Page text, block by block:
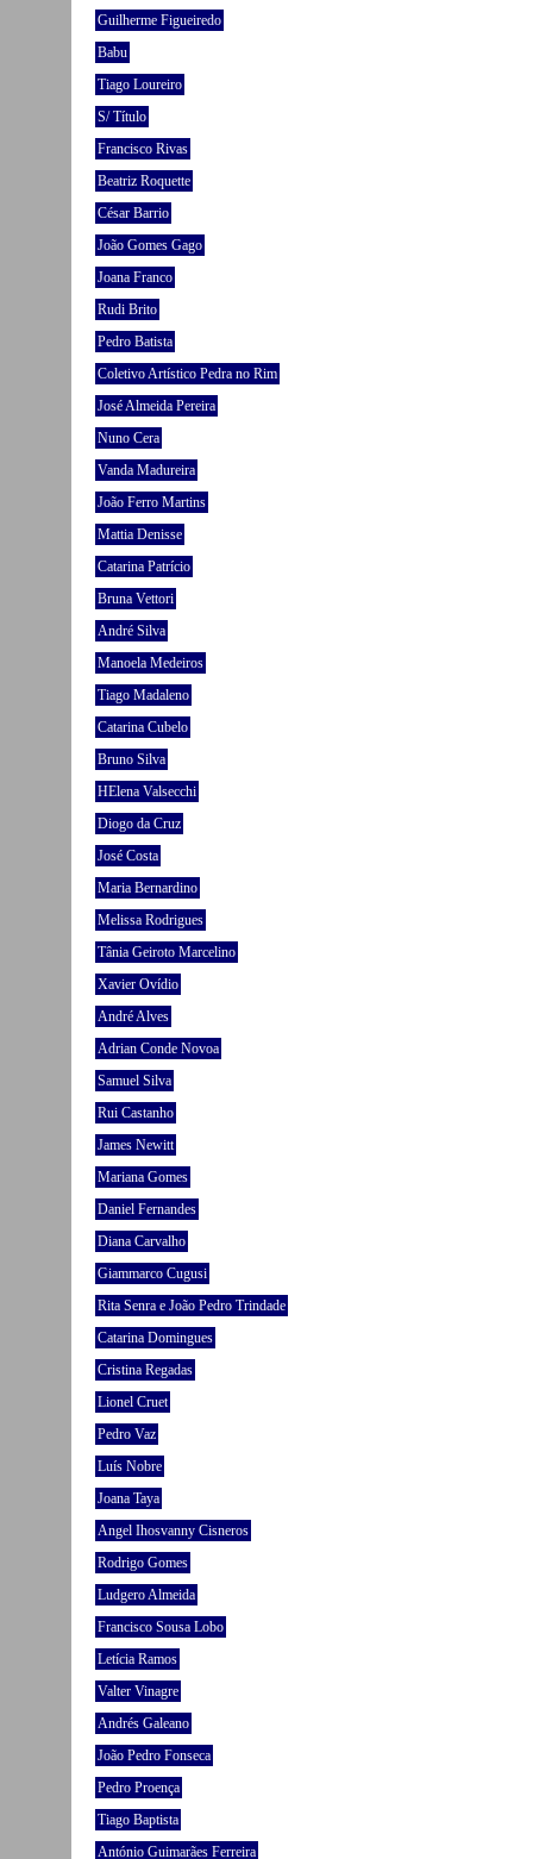
Guilherme Figueiredo
Babu
Tiago Loureiro
S/ Título
Francisco Rivas
Beatriz Roquette
César Barrio
João Gomes Gago
Joana Franco
Rudi Brito
Pedro Batista
Coletivo Artístico Pedra no Rim
José Almeida Pereira
Nuno Cera
Vanda Madureira
João Ferro Martins
Mattia Denisse
Catarina Patrício
Bruna Vettori
André Silva
Manoela Medeiros
Tiago Madaleno
Catarina Cubelo
Bruno Silva
HElena Valsecchi
Diogo da Cruz
José Costa
Maria Bernardino
Melissa Rodrigues
Tânia Geiroto Marcelino
Xavier Ovídio
André Alves
Adrian Conde Novoa
Samuel Silva
Rui Castanho
James Newitt
Mariana Gomes
Daniel Fernandes
Diana Carvalho
Giammarco Cugusi
Rita Senra e João Pedro Trindade
Catarina Domingues
Cristina Regadas
Lionel Cruet
Pedro Vaz
Luís Nobre
Joana Taya
Angel Ihosvanny Cisneros
Rodrigo Gomes
Ludgero Almeida
Francisco Sousa Lobo
Letícia Ramos
Valter Vinagre
Andrés Galeano
João Pedro Fonseca
Pedro Proença
Tiago Baptista
António Guimarães Ferreira